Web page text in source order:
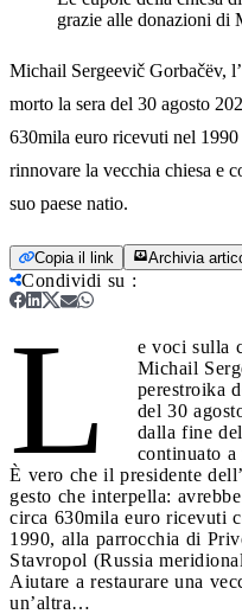
grazie alle donazioni di
Michail Sergeevič Gorbačëv,
morto la sera del 30 agosto
630mila euro ricevuti nel
rinnovare la vecchia chiesa e
suo paese natio.
Copia il link Archivia
Condividi su :
L
e voci sulla
Michail
perestroika
del 30
dalla fine
continuato
È vero che il presidente
gesto che interpella:
circa 630mila euro ricevuti
1990, alla parrocchia di
Stavropol (Russia
Aiutare a restaurare una
un’altra…